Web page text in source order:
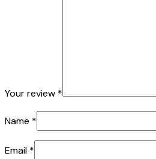
Your review *
Name *
Email *